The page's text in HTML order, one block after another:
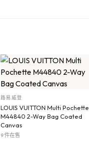
路易威登
LOUIS VUITTON Multi Pochette
M44840 2-Way Bag Coated
Canvas
9 件在售